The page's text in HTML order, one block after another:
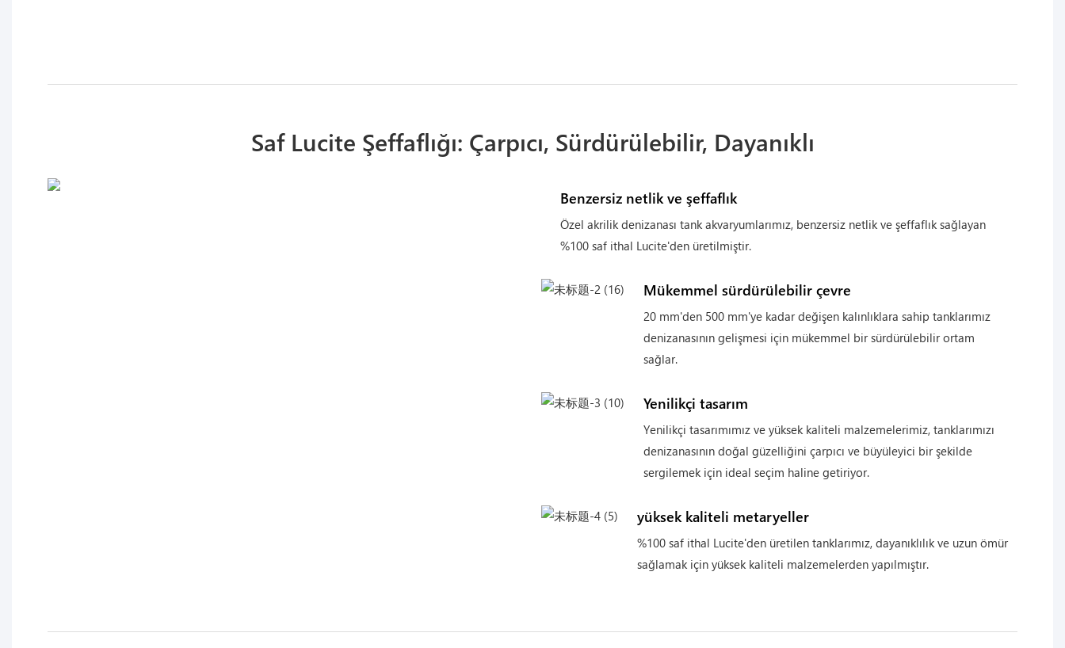
Saf Lucite Şeffaflığı: Çarpıcı, Sürdürülebilir, Dayanıklı
Benzersiz netlik ve şeffaflık
Özel akrilik denizanası tank akvaryumlarımız, benzersiz netlik ve şeffaflık sağlayan
%100 saf ithal Lucite'den üretilmiştir.
Mükemmel sürdürülebilir çevre
20 mm'den 500 mm'ye kadar değişen kalınlıklara sahip tanklarımız
denizanasının gelişmesi için mükemmel bir sürdürülebilir ortam
sağlar.
Yenilikçi tasarım
Yenilikçi tasarımımız ve yüksek kaliteli malzemelerimiz, tanklarımızı
denizanasının doğal güzelliğini çarpıcı ve büyüleyici bir şekilde
sergilemek için ideal seçim haline getiriyor.
yüksek kaliteli metaryeller
%100 saf ithal Lucite'den üretilen tanklarımız, dayanıklılık ve uzun ömür
sağlamak için yüksek kaliteli malzemelerden yapılmıştır.